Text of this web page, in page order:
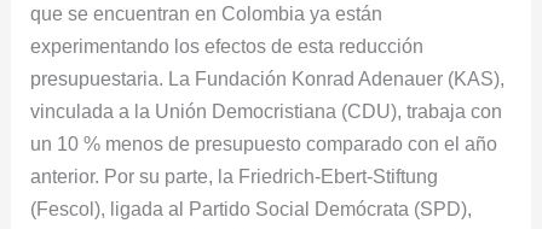
que se encuentran en Colombia ya están
experimentando los efectos de esta reducción
presupuestaria. La Fundación Konrad Adenauer (KAS),
vinculada a la Unión Democristiana (CDU), trabaja con
un 10 % menos de presupuesto comparado con el año
anterior. Por su parte, la Friedrich-Ebert-Stiftung
(Fescol), ligada al Partido Social Demócrata (SPD),